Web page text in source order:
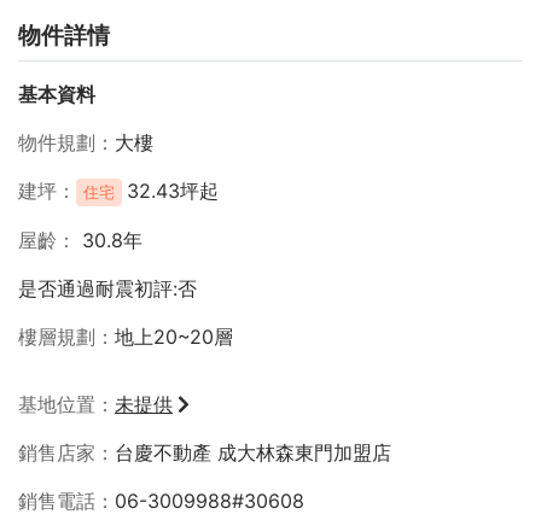
物件詳情
基本資料
物件規劃
大樓
建坪
住宅 32.43坪起
屋齡
30.8年
是否通過耐震初評:否
樓層規劃
地上20~20層
基地位置
未提供
銷售店家
台慶不動產 成大林森東門加盟店
銷售電話
06-3009988#30608